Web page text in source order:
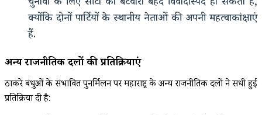
क्योंकि दोनों पार्टियों के स्थानीय नेताओं की अपनी महत्वाकांक्षाएं
हैं.
अन्य राजनीतिक दलों की प्रतिक्रियाएं
ठाकरे बंधुओं के संभावित पुनर्मिलन पर महाराष्ट्र के अन्य राजनीतिक दलों ने सधी हुई
प्रतिक्रिया दी है: